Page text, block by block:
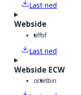
Last ned
Webside
tifftif
Last ned
Webside ECW
octetbin